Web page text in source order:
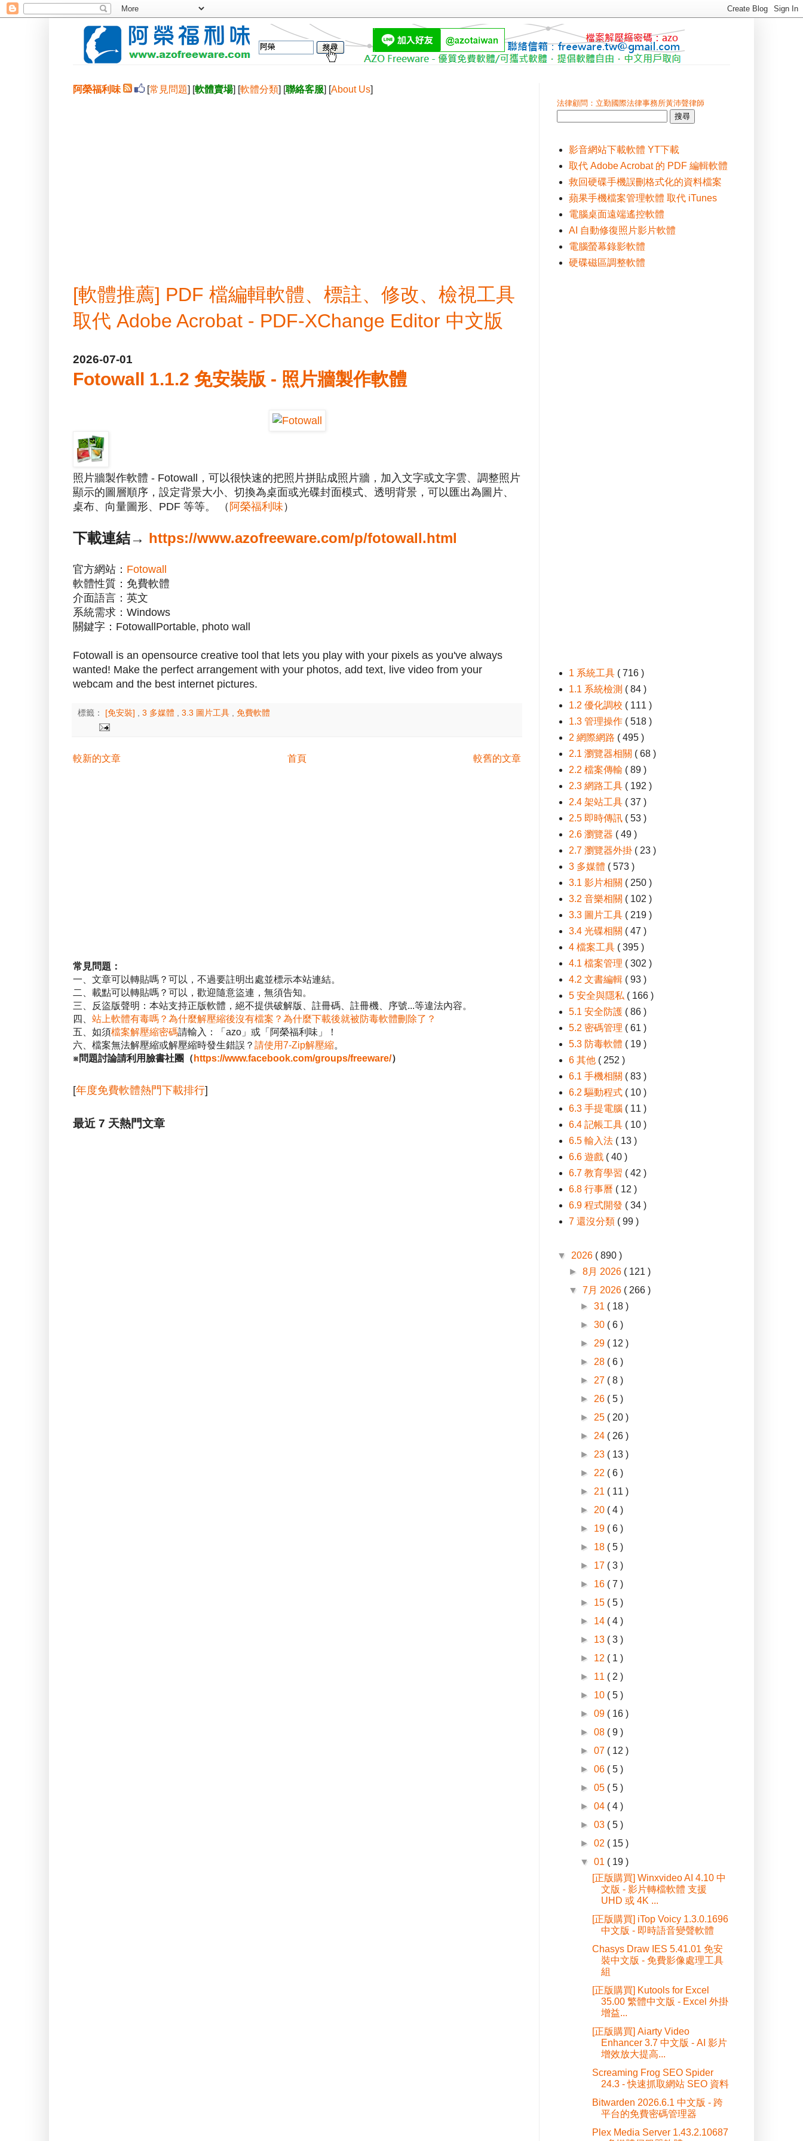
阿榮福利味 [常見問題] [軟體賣場] [軟體分類] [聯絡客服] [About Us]
[軟體推薦] PDF 檔編輯軟體、標註、修改、檢視工具
取代 Adobe Acrobat - PDF-XChange Editor 中文版
2026-07-01
Fotowall 1.1.2 免安裝版 - 照片牆製作軟體
照片牆製作軟體 - Fotowall，可以很快速的把照片拼貼成照片牆，加入文字或文字雲、調整照片
顯示的圖層順序，設定背景大小、切換為桌面或光碟封面模式、透明背景，可以匯出為圖片、
桌布、向量圖形、PDF 等等。 （ 阿榮福利味 ）
下載連結→ https://www.azofreeware.com/p/fotowall.html
官方網站： Fotowall
軟體性質：免費軟體
介面語言：英文
系統需求：Windows
關鍵字：FotowallPortable, photo wall
Fotowall is an opensource creative tool that lets you play with your pixels as you've always
wanted! Make the perfect arrangement with your photos, add text, live video from your
webcam and the best internet pictures.
標籤： [免安裝] 3 多媒體 3.3 圖片工具 免費軟體
較新的文章 較舊的文章
首頁
常見問題：
一、文章可以轉貼嗎？可以，不過要註明出處並標示本站連結。
二、載點可以轉貼嗎？可以，歡迎隨意盜連，無須告知。
三、反盜版聲明：本站支持正版軟體，絕不提供破解版、註冊碼、註冊機、序號...等違法內容。
四、 站上軟體有毒嗎？為什麼解壓縮後沒有檔案？為什麼下載後就被防毒軟體刪除了？
五、如須檔案解壓縮密碼請輸入：「azo」或「阿榮福利味」！
六、檔案無法解壓縮或解壓縮時發生錯誤？ 請使用7-Zip解壓縮。
※問題討論請利用臉書社團（ https://www.facebook.com/groups/freeware/）
[年度免費軟體熱門下載排行]
最近 7 天熱門文章
法律顧問：立勤國際法律事務所黃沛聲律師
影音網站下載軟體 YT下載
取代 Adobe Acrobat 的 PDF 編輯軟體
救回硬碟手機誤刪格式化的資料檔案
蘋果手機檔案管理軟體 取代 iTunes
電腦桌面遠端遙控軟體
AI 自動修復照片影片軟體
電腦螢幕錄影軟體
硬碟磁區調整軟體
1 系統工具 ( 716 )
1.1 系統檢測 ( 84 )
1.2 優化調校 ( 111 )
1.3 管理操作 ( 518 )
2 網際網路 ( 495 )
2.1 瀏覽器相關 ( 68 )
2.2 檔案傳輸 ( 89 )
2.3 網路工具 ( 192 )
2.4 架站工具 ( 37 )
2.5 即時傳訊 ( 53 )
2.6 瀏覽器 ( 49 )
2.7 瀏覽器外掛 ( 23 )
3 多媒體 ( 573 )
3.1 影片相關 ( 250 )
3.2 音樂相關 ( 102 )
3.3 圖片工具 ( 219 )
3.4 光碟相關 ( 47 )
4 檔案工具 ( 395 )
4.1 檔案管理 ( 302 )
4.2 文書編輯 ( 93 )
5 安全與隱私 ( 166 )
5.1 安全防護 ( 86 )
5.2 密碼管理 ( 61 )
5.3 防毒軟體 ( 19 )
6 其他 ( 252 )
6.1 手機相關 ( 83 )
6.2 驅動程式 ( 10 )
6.3 手提電腦 ( 11 )
6.4 記帳工具 ( 10 )
6.5 輸入法 ( 13 )
6.6 遊戲 ( 40 )
6.7 教育學習 ( 42 )
6.8 行事曆 ( 12 )
6.9 程式開發 ( 34 )
7 還沒分類 ( 99 )
▼ 2026 ( 890 )
►8月 2026 ( 121 )
▼7月 2026 ( 266 )
►31 ( 18 )
►30 ( 6 )
► 29 ( 12 )
► 28 ( 6 )
► 27 ( 8 )
► 26 ( 5 )
► 25 ( 20 )
► 24 ( 26 )
► 23 ( 13 )
► 22 ( 6 )
► 21 ( 11 )
► 20 ( 4 )
► 19 ( 6 )
► 18 ( 5 )
► 17 ( 3 )
► 16 ( 7 )
► 15 ( 5 )
► 14 ( 4 )
► 13 ( 3 )
► 12 ( 1 )
► 11 ( 2 )
► 10 ( 5 )
►09 ( 16 )
►08 ( 9 )
►07 ( 12 )
►06 ( 5 )
►05 ( 5 )
►04 ( 4 )
►03 ( 5 )
►02 ( 15 )
▼01 ( 19 )
[正版購買] Winxvideo AI 4.10 中
文版 - 影片轉檔軟體 支援
UHD 或 4K ...
[正版購買] iTop Voicy 1.3.0.1696
中文版 - 即時語音變聲軟體
Chasys Draw IES 5.41.01 免安
裝中文版 - 免費影像處理工具
組
[正版購買] Kutools for Excel
35.00 繁體中文版 - Excel 外掛
增益...
[正版購買] Aiarty Video
Enhancer 3.7 中文版 - AI 影片
增效放大提高...
Screaming Frog SEO Spider
24.3 - 快速抓取網站 SEO 資料
Bitwarden 2026.6.1 中文版 - 跨
平台的免費密碼管理器
Plex Media Server 1.43.2.10687